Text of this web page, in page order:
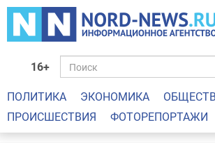
16+
ПОЛИТИКА ЭКОНОМИКА
ПРОИСШЕСТВИЯ
ФОТОРЕПОРТАЖИ